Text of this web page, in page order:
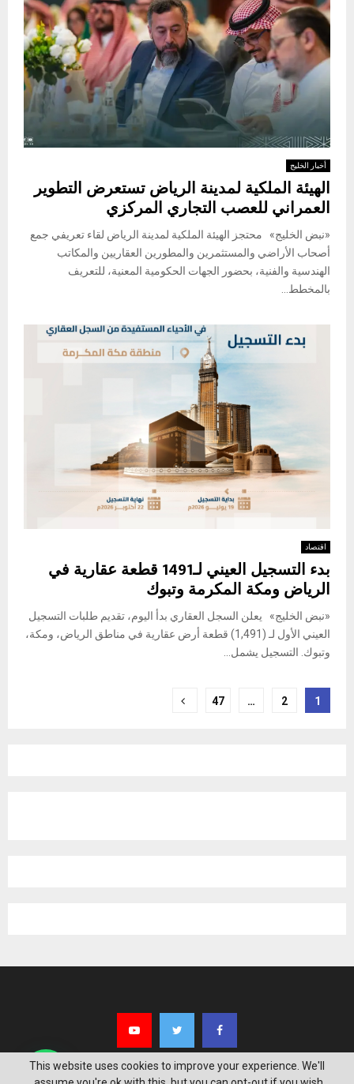
أخبار الخليج
الهيئة الملكية لمدينة الرياض تستعرض التطوير
العمراني للعصب التجاري المركزي
«نبض الخليج» محتجز الهيئة الملكية لمدينة الرياض لقاء تعريفي جمع
أصحاب الأراضي والمستثمرين والمطورين العقاريين والمكاتب
الهندسية والفنية، بحضور الجهات الحكومية المعنية، للتعريف
بالمخطط...
اقتصاد
بدء التسجيل العيني لـ1491 قطعة عقارية في
الرياض ومكة المكرمة وتبوك
«نبض الخليج» يعلن السجل العقاري بدأ اليوم، تقديم طلبات التسجيل
العيني الأول لـ (1,491) قطعة أرض عقارية في مناطق الرياض، ومكة،
وتبوك. التسجيل يشمل...
Posts
1
2
…
47
This website uses cookies to improve your experience. We'll